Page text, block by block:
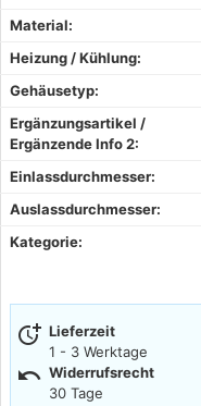
Material:
Heizung / Kühlung:
Gehäusetyp:
Ergänzungsartikel /
Ergänzende Info 2:
Einlassdurchmesser:
Auslassdurchmesser:
Kategorie:
more_time Lieferzeit
1 - 3 Werktage
undo Widerrufsrecht
30 Tage